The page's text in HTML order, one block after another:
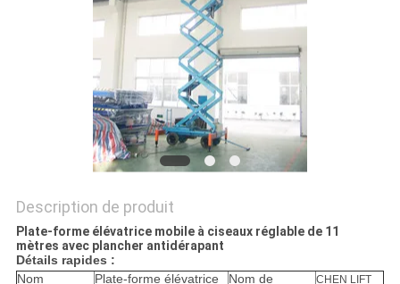
POLITIQUE
CONFIDENTIALITÉ
Description de produit
Plate-forme élévatrice mobile à ciseaux réglable de 11
mètres avec plancher antidérapant
Détails rapides :
Nom
Plate-forme élévatrice
Nom de
CHEN LIFT